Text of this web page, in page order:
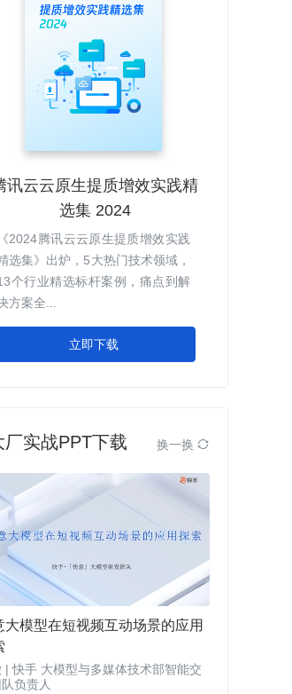
讯云云原生提质增效实践精
选集 2024
《2024腾讯云云原生提质增效实践
选集》出炉，5大热门技术领域，
个行业精选标杆案例，痛点到解
方案全...
立即下载
厂实战PPT下载 换一换 
大模型在短视频互动场景的应用
| 快手 大模型与多媒体技术部智能交
负责人